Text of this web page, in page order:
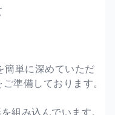
簡単に深めていただ
準備しております。
組み込んでいます。